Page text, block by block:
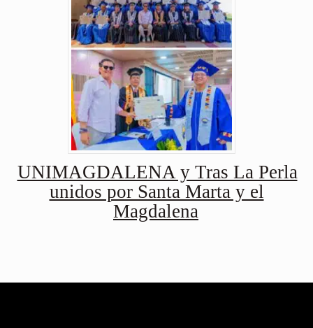
UNIMAGDALENA y Tras La Perla
unidos por Santa Marta y el
Magdalena